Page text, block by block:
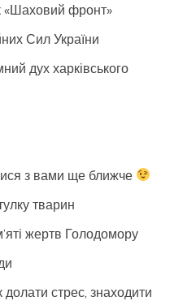
«Шаховий фронт»
Сил України
дух харківського
з вами ще ближче
тварин
жертв Голодомору
долати стрес, знаходити